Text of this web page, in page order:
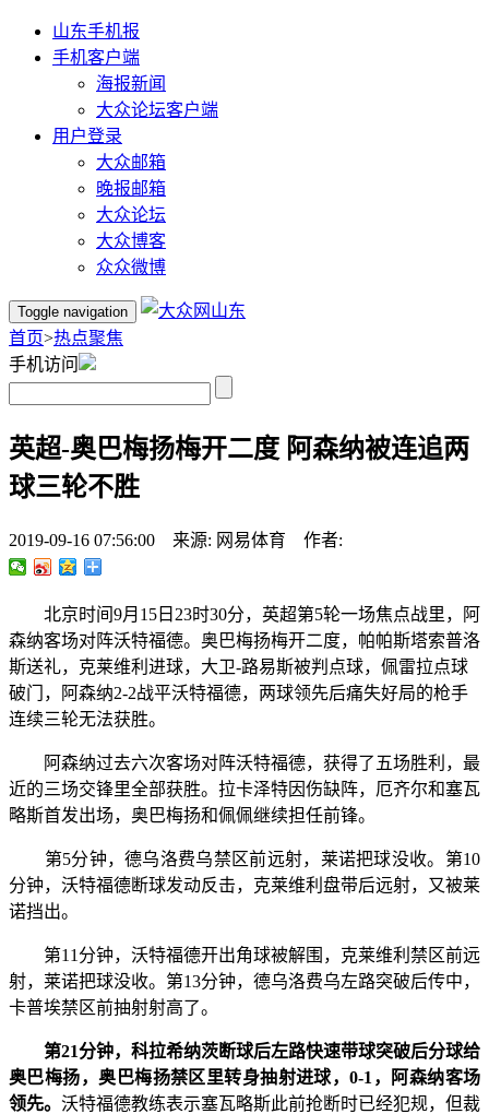
山东手机报
手机客户端
海报新闻
大众论坛客户端
用户登录
大众邮箱
晚报邮箱
大众论坛
大众博客
众众微博
Toggle navigation
首页>热点聚焦
手机访问
英超-奥巴梅扬梅开二度 阿森纳被连追两
球三轮不胜
2019-09-16 07:56:00 来源: 网易体育 作者:
北京时间9月15日23时30分，英超第5轮一场焦点战里，阿
森纳客场对阵沃特福德。奥巴梅扬梅开二度，帕帕斯塔索普洛
斯送礼，克莱维利进球，大卫-路易斯被判点球，佩雷拉点球
破门，阿森纳2-2战平沃特福德，两球领先后痛失好局的枪手
连续三轮无法获胜。
阿森纳过去六次客场对阵沃特福德，获得了五场胜利，最
近的三场交锋里全部获胜。拉卡泽特因伤缺阵，厄齐尔和塞瓦
略斯首发出场，奥巴梅扬和佩佩继续担任前锋。
第5分钟，德乌洛费乌禁区前远射，莱诺把球没收。第10
分钟，沃特福德断球发动反击，克莱维利盘带后远射，又被莱
诺挡出。
第11分钟，沃特福德开出角球被解围，克莱维利禁区前远
射，莱诺把球没收。第13分钟，德乌洛费乌左路突破后传中，
卡普埃禁区前抽射射高了。
第21分钟，科拉希纳茨断球后左路快速带球突破后分球给
奥巴梅扬，奥巴梅扬禁区里转身抽射进球，0-1，阿森纳客场
领先。 沃特福德教练表示塞瓦略斯此前抢断时已经犯规，但裁